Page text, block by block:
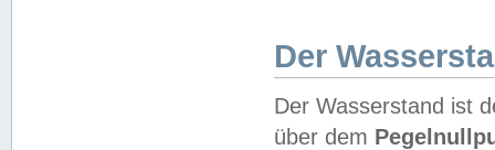
Der
Der Wasserstand ist
über dem